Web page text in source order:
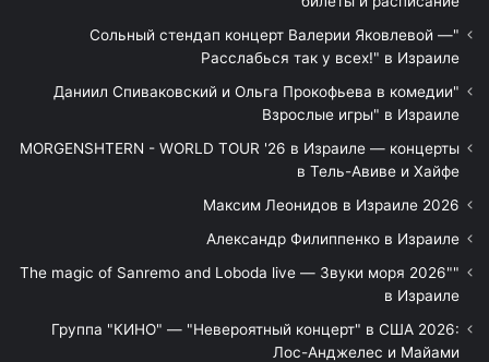
"Сольный стендап концерт Валерии Яковлевой —
Расслабься так у всех!" в Израиле
"Даниил Спиваковский и Ольга Прокофьева в комедии
Взрослые игры" в Израиле
MORGENSHTERN - WORLD TOUR '26 в Израиле — концерты
в Тель-Авиве и Хайфе
Максим Леонидов в Израиле 2026
Александр Филиппенко в Израиле
"The magic of Sanremo and Loboda live — Звуки моря 2026"
в Израиле
Группа "КИНО" — "Невероятный концерт" в США 2026:
Лос-Анджелес и Майами